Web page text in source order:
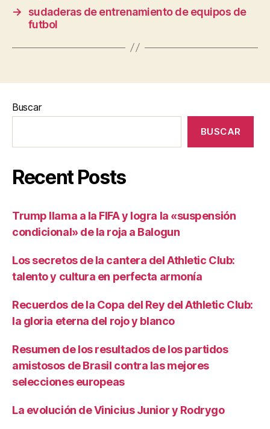
→
sudaderas de entrenamiento de equipos de
futbol
Buscar
BUSCAR
Recent Posts
Trump llama a la FIFA y logra la «suspensión
condicional» de la roja a Balogun
Los secretos de la cantera del Athletic Club:
talento y cultura en perfecta armonía
Recuerdos de la Copa del Rey del Athletic Club:
la gloria eterna del rojo y blanco
Resumen de los resultados de los partidos
amistosos de Brasil contra las mejores
selecciones europeas
La evolución de Vinicius Junior y Rodrygo